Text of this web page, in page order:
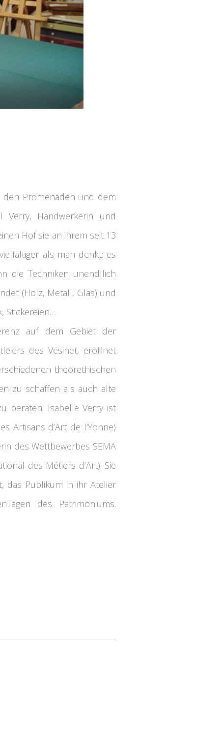
den Promenaden und dem
Handwerkerin und
Hof sie an ihrem seit 13
als man denkt: es
die Techniken unendllich
(Holz, Metall, Glas) und
Stickereien…
auf dem Gebiet der
des Vésinet, eröffnet
theorethischen
zu schaffen als auch alte
beraten. Isabelle Verry ist
Artisans d’Art de l’Yonne)
des Wettbewerbes SEMA
des Métiers d’Art). Sie
das Publikum in ihr Atelier
des Patrimoniums.